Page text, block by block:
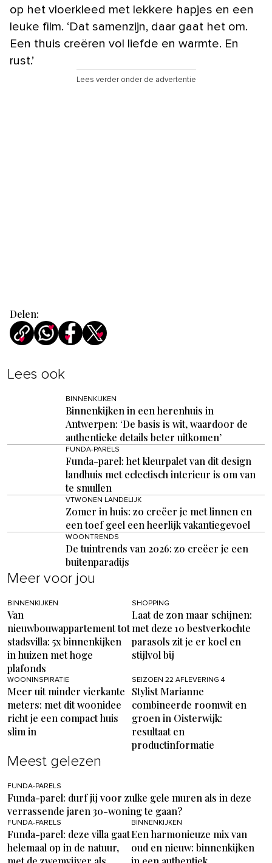
op het vloerkleed met lekkere hapjes en een
leuke film. ‘Dat samenzijn, daar gaat het om.
Een thuis creëren vol liefde en warmte. En
rust.’
Lees verder onder de advertentie
Delen:
Lees ook
BINNENKIJKEN
Binnenkijken in een herenhuis in
Antwerpen: ‘De basis is wit, waardoor de
authentieke details beter uitkomen’
FUNDA-PARELS
Funda-parel: het kleurpalet van dit design
landhuis met eclectisch interieur is om van
te smullen
VTWONEN LANDELIJK
Zomer in huis: zo creëer je met linnen en
een toef geel een heerlijk vakantiegevoel
WOONTRENDS
De tuintrends van 2026: zo creëer je een
buitenparadijs
Meer voor jou
BINNENKIJKEN
Van
nieuwbouwappartement tot
stadsvilla: 5x binnenkijken
in huizen met hoge
plafonds
SHOPPING
Laat de zon maar schijnen:
met deze 10 bestverkochte
parasols zit je er koel en
stijlvol bij
WOONINSPIRATIE
Meer uit minder vierkante
meters: met dit woonidee
richt je een compact huis
slim in
SEIZOEN 22 AFLEVERING 4
Stylist Marianne
combineerde roomwit en
groen in Oisterwijk:
resultaat en
productinformatie
Meest gelezen
FUNDA-PARELS
Funda-parel: durf jij voor zulke gele muren als in deze
verrassende jaren 30-woning te gaan?
FUNDA-PARELS
Funda-parel: deze villa gaat
helemaal op in de natuur,
BINNENKIJKEN
Een harmonieuze mix van
oud en nieuw: binnenkijken